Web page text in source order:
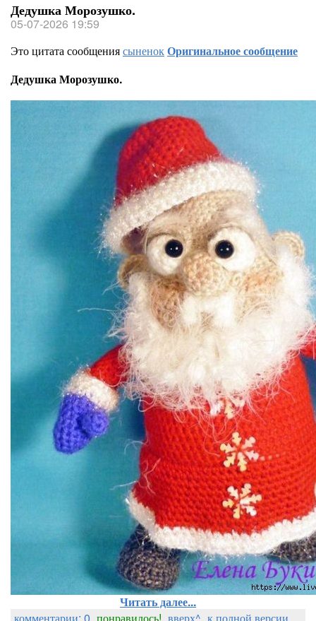
Дедушка Морозушко.
05-07-2026 19:59
Это цитата сообщениясыненокОригинальное сообщение
Дедушка Морозушко.
Читать далее...